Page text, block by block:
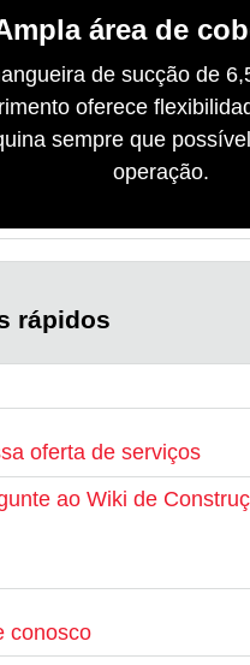
área de
de sucção de
oferece
sempre que
operação.
rápidos
oferta de serviços
ao Wiki de
conosco